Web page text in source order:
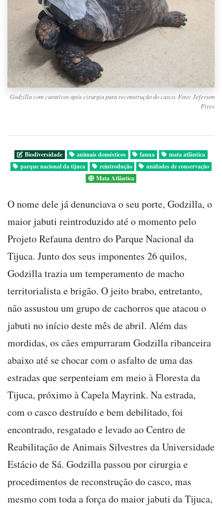
Godzilla com curativos após cirurgia para reconstrução do casco. Foto: Jeferson
Pires
Biodiversidade animais domésticos fauna
mata atlântica
parque nacional da tijuca
reintrodução
unidades de conservação
Mata Atlântica
O nome dele já denunciava o seu porte, Godzilla, o
maior jabuti reintroduzido até o momento pelo
Projeto Refauna dentro do Parque Nacional da
Tijuca. Junto dos seus imponentes 26 quilos,
Godzilla trazia um temperamento de macho
territorialista e brigão. O jeito brabo, entretanto,
não assustou um grupo de cachorros que atacou o
jabuti no início deste mês de abril. Além das
mordidas, os cães empurraram Godzilla ribanceira
abaixo até se chocar com o asfalto de uma das
estradas que serpenteiam em meio à Floresta da
Tijuca, próximo à Capela Mayrink. Na estrada,
com o casco destruído e bem debilitado, foi
encontrado, resgatado e levado ao Centro de
Reabilitação de Animais Silvestres da Universidade
Estácio de Sá. Godzilla passou por cirurgia e
procedimentos de reconstrução do casco, mas
mesmo com toda a força do maior jabuti da Tijuca,